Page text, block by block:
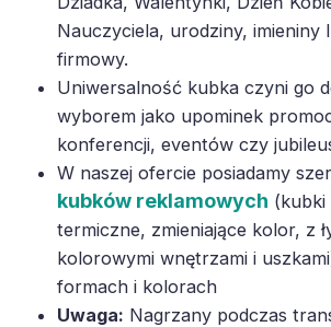
Nauczyciela, urodziny, imieniny
firmowy.
Uniwersalność kubka czyni go
wyborem jako upominek
konferencji, eventów czy
W naszej ofercie posiadamy
kubków reklamowych (kubki
termiczne, zmieniające kolor, z
kolorowymi wnętrzami i
formach i kolorach
Uwaga: Nagrzany podczas